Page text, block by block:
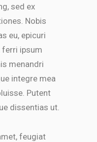
sed ex
Nobis
eu, epicuri
ferri ipsum
menandri
integre mea
Putent
dissentias ut.
feugiat